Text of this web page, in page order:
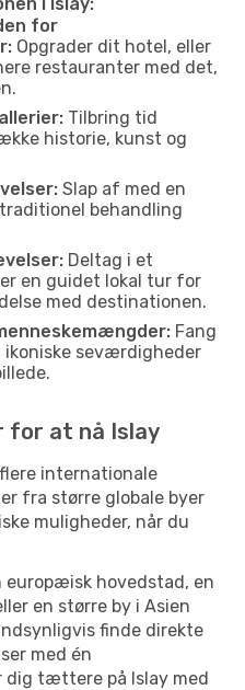
for
Opgrader dit hotel, eller
restauranter med det,
Tilbring tid
historie, kunst og
Slap af med en
behandling
Deltag i et
en guidet lokal tur for
med destinationen.
Fang
seværdigheder
for at nå Islay
internationale
fra større globale byer
muligheder, når du
europæisk hovedstad, en
en større by i Asien
finde direkte
med én
dig tættere på Islay med